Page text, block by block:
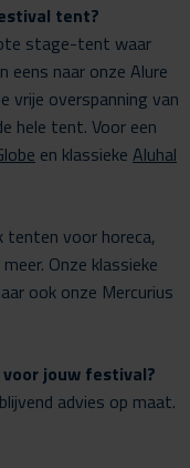
tent?
stage-tent waar
eens naar onze Alure
vrije overspanning van
hele tent. Voor een
en klassieke Aluhal
tenten voor horeca,
Onze klassieke
ook onze Mercurius
jouw festival?
advies op maat.